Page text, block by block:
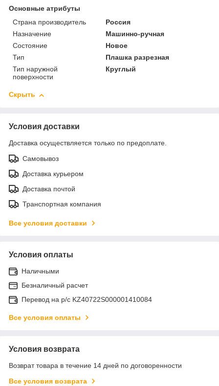
Основные атрибуты
Страна производитель
Россия
Назначение
Машинно-ручная
Состояние
Новое
Тип
Плашка разрезная
Тип наружной
поверхности
Круглый
Скрыть
Условия доставки
Доставка осуществляется только по предоплате.
Самовывоз
Доставка курьером
Доставка почтой
Транспортная компания
Все условия доставки
Условия оплаты
Наличными
Безналичный расчет
Перевод на р/с KZ40722S000001410084
Все условия оплаты
Условия возврата
Возврат товара в течение 14 дней по договоренности
Все условия возврата